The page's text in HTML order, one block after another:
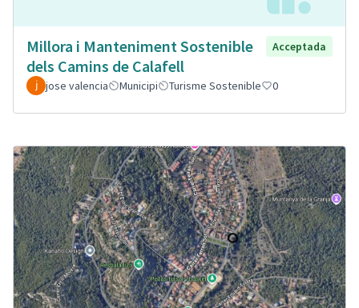
Millora i Manteniment Sostenible
dels Camins de Calafell
Acceptada
jose valencia Municipi Turisme Sostenible 0